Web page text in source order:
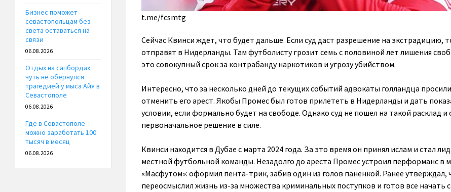
t.me/fcsmtg
Сейчас Квинси ждет, что будет дальше. Если суд даст разрешение на экстрадицию,
отправят в Нидерланды. Там футболисту грозит семь с половиной лет лишения
это совокупный срок за контрабанду наркотиков и угрозу убийством.
Интересно, что за несколько дней до текущих событий адвокаты голландца просили
отменить его арест. Якобы Промес был готов прилететь в Нидерланды и дать
условии, если формально будет на свободе. Однако суд не пошел на такой расклад и
первоначальное решение в силе.
Квинси находится в Дубае с марта 2024 года. За это время он принял ислам и стал
местной футбольной команды. Незадолго до ареста Промес устроил перформанс в
«Масфутом»: оформил пента-трик, забив один из голов паненкой. Ранее утверждал,
переосмыслил жизнь из-за множества криминальных поступков и готов все начать
Бизнес поможет
севастопольцам без
света оставаться на
связи
06.08.2026
Отдых на сапбордах
чуть не обернулся
трагедией у мыса Айя в
Севастополе
06.08.2026
Где в Севастополе
можно заработать 100
тысяч в месяц
06.08.2026